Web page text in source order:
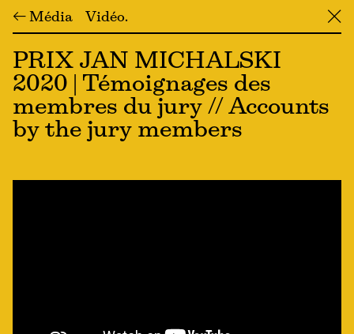
← Média Vidéo ╳
PRIX JAN MICHALSKI
2020 | Témoignages des
membres du jury // Accounts
by the jury members